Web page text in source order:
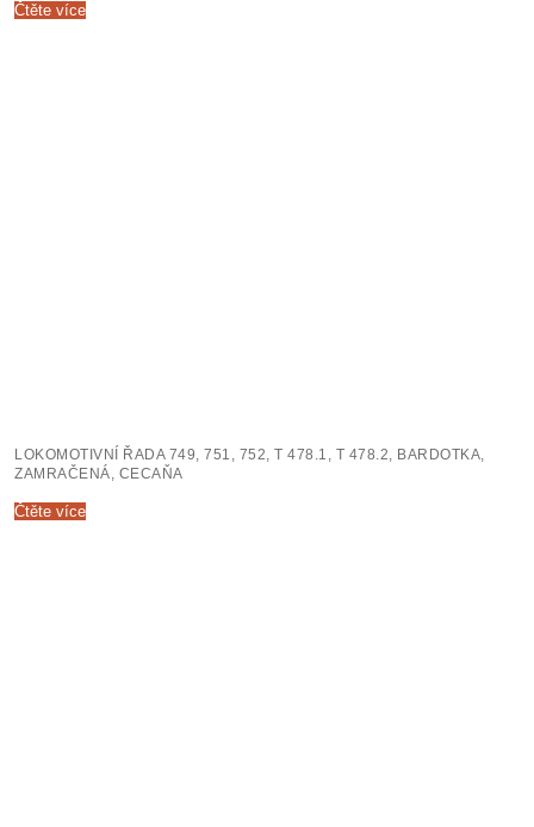
Čtěte více
LOKOMOTIVNÍ ŘADA 749, 751, 752, T 478.1, T 478.2, BARDOTKA,
ZAMRAČENÁ, CECAŇA
Čtěte více